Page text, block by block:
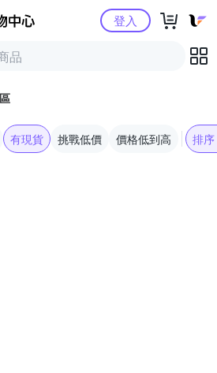
Yahoo購物中心登入
有現貨 挑戰低價 價格低到高 排序